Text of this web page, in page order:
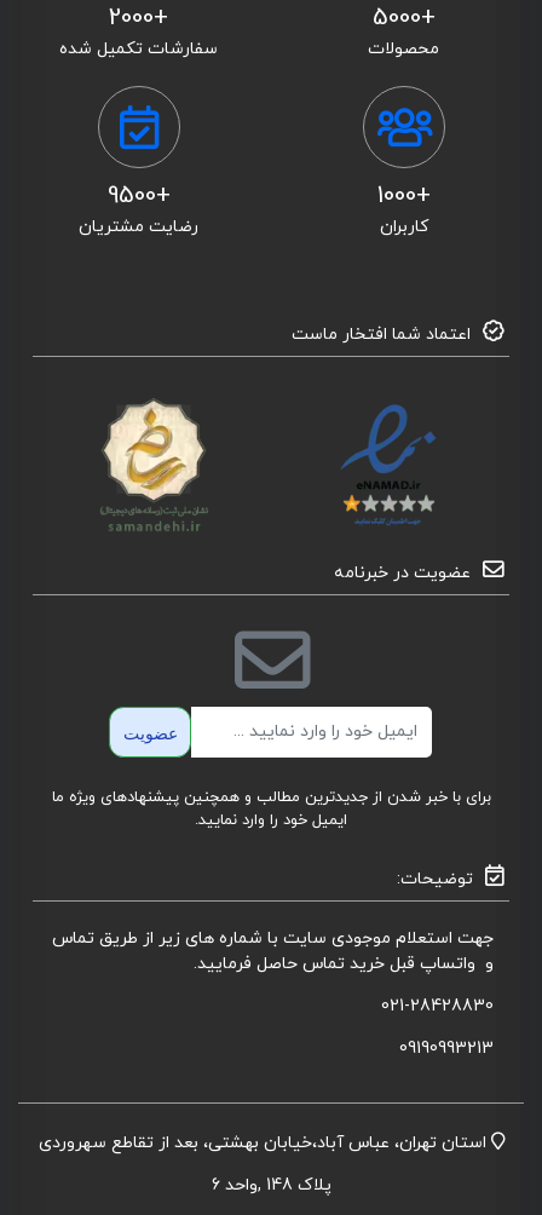
+5000
محصولات
+2000
سفارشات تکمیل شده
+1000
کاربران
+9500
رضایت مشتریان
اعتماد شما افتخار ماست
عضویت در خبرنامه
عضویت
برای با خبر شدن از جدیدترین مطالب و همچنین پیشنهادهای ویژه ما
ایمیل خود را وارد نمایید.
توضیحات:
جهت استعلام موجودی سایت با شماره های زیر از طریق تماس
و واتساپ قبل خرید تماس حاصل فرمایید.
021-28428830
09190993213
استان تهران، عباس آباد،خیابان بهشتی، بعد از تقاطع سهروردی
پلاک 148 ,واحد 6